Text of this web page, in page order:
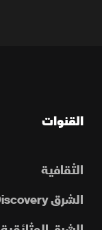
القنوات
الثقافية
الشرق Discovery